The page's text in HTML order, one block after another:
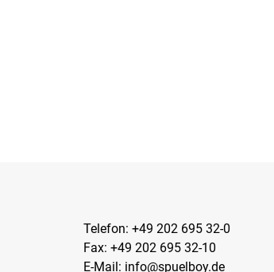
Telefon: +49 202 695 32-0
Fax: +49 202 695 32-10
E-Mail: info@spuelboy.de